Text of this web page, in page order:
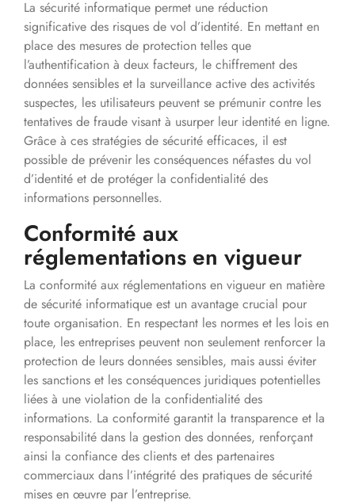
La sécurité informatique permet une réduction
significative des risques de vol d’identité. En mettant en
place des mesures de protection telles que
l’authentification à deux facteurs, le chiffrement des
données sensibles et la surveillance active des activités
suspectes, les utilisateurs peuvent se prémunir contre les
tentatives de fraude visant à usurper leur identité en ligne.
Grâce à ces stratégies de sécurité efficaces, il est
possible de prévenir les conséquences néfastes du vol
d’identité et de protéger la confidentialité des
informations personnelles.
Conformité aux
réglementations en vigueur
La conformité aux réglementations en vigueur en matière
de sécurité informatique est un avantage crucial pour
toute organisation. En respectant les normes et les lois en
place, les entreprises peuvent non seulement renforcer la
protection de leurs données sensibles, mais aussi éviter
les sanctions et les conséquences juridiques potentielles
liées à une violation de la confidentialité des
informations. La conformité garantit la transparence et la
responsabilité dans la gestion des données, renforçant
ainsi la confiance des clients et des partenaires
commerciaux dans l’intégrité des pratiques de sécurité
mises en œuvre par l’entreprise.